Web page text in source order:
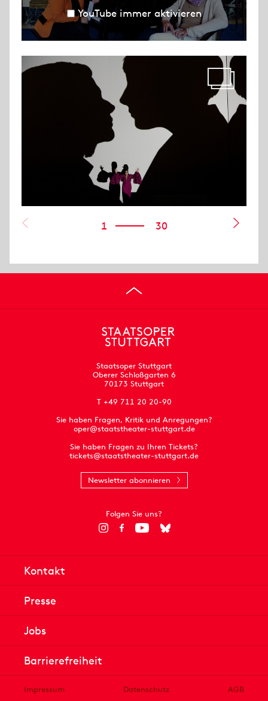
YouTube immer aktivieren
1 30
Staatsoper Stuttgart
Oberer Schloßgarten 6
70173 Stuttgart
T +49 711 20 20-90
Sie haben Fragen, Kritik und Anregungen?
oper@staatstheater-stuttgart.de
Sie haben Fragen zu Ihren Tickets?
tickets@staatstheater-stuttgart.de
Newsletter abonnieren
Folgen Sie uns?
Kontakt
Presse
Jobs
Barrierefreiheit
Impressum Datenschutz AGB